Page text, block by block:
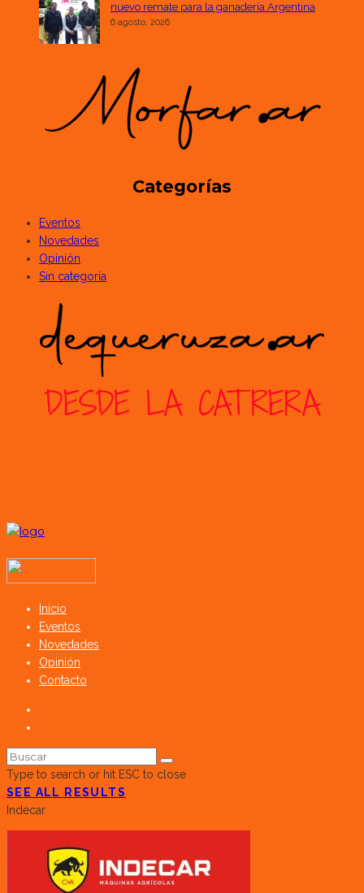
nuevo remate para la ganadería Argentina
6 agosto, 2026
Categorías
Eventos
Novedades
Opinión
Sin categoría
Inicio
Eventos
Novedades
Opinión
Contacto
Type to search or hit ESC to close
SEE ALL RESULTS
Indecar